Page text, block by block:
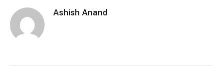
Ashish Anand